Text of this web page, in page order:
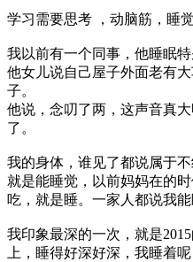
学习需要思考 ，动脑筋，睡
我以前有一个同事，他睡眠特
他女儿说自己屋子外面老有
子。
他说，念叨了两，这声音真
了。
我的身体，谁见了都说属于不
就是能睡觉，以前妈妈在的
吃，就是睡。一家人都说我能
我印象最深的一次，就是
上，睡得好深好深，我睡着